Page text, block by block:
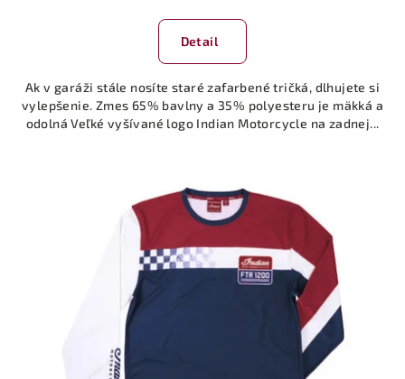
Detail
Ak v garáži stále nosíte staré zafarbené tričká, dlhujete si
vylepšenie. Zmes 65% bavlny a 35% polyesteru je mäkká a
odolná Veľké vyšívané logo Indian Motorcycle na zadnej...